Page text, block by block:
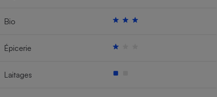
Bio
Épicerie
Laitages